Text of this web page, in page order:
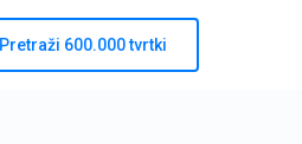
Pretraži 600.000 tvrtki